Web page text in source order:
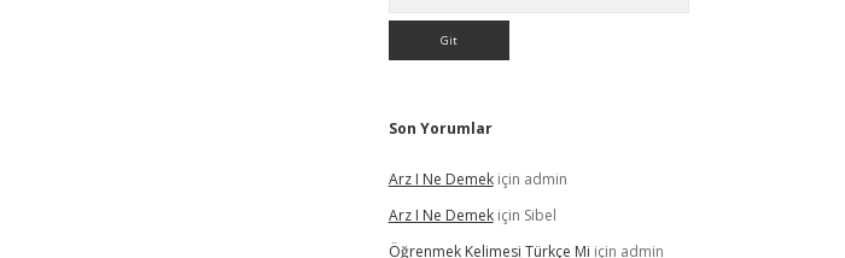
Son Yorumlar
Arz I Ne Demekiçin admin
Arz I Ne Demekiçin Sibel
Öğrenmek Kelimesi Türkçe Mi için admin